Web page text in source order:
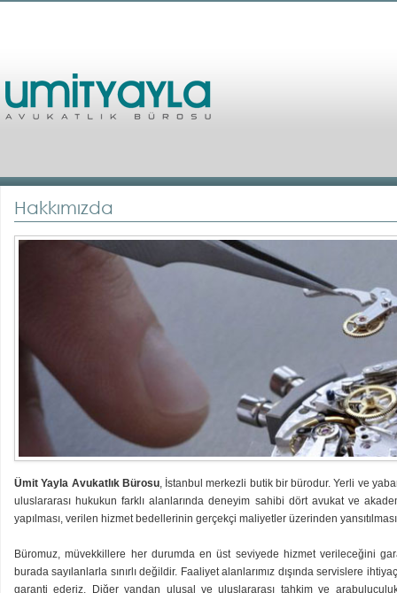
Hakkımızda
Ümit Yayla Avukatlık Bürosu, İstanbul merkezli butik bir bürodur. Yerli ve
uluslararası hukukun farklı alanlarında deneyim sahibi dört avukat ve
yapılması, verilen hizmet bedellerinin gerçekçi maliyetler üzerinden
Büromuz, müvekkillere her durumda en üst seviyede hizmet verileceğini
burada sayılanlarla sınırlı değildir. Faaliyet alanlarımız dışında servislere
garanti ederiz. Diğer yandan ulusal ve uluslararası tahkim ve